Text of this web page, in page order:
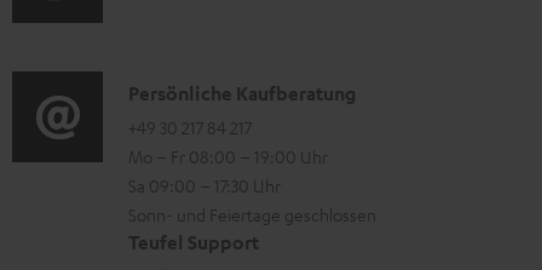
r
l
a
d
e
e
n
z
u
m
t
i
o
n
e
i
o
-
L
e
K
o
n
t
a
Persönliche Kaufberatung
+49 30 217 84 217
Mo – Fr 08:00 – 19:00 Uhr
Sa 09:00 – 17:30 Uhr
Sonn- und Feiertage geschlossen
Teufel Support